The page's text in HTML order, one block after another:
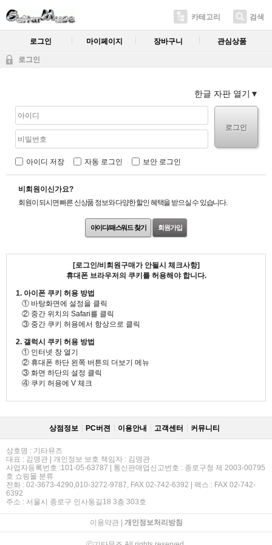
카테고리 검색
로그인 마이페이지 장바구니 관심상품
로그인
한글 자판 열기
로그인
아이디 저장 자동 로그인 보안 로그인
비회원이신가요?
회원이 되시면 빠른 신상품 정보와 다양한 할인 혜택을 받으실 수 있습니다.
아이디/패스워드 찾기 회원가입
[로그인/비회원구매가 안될시 체크사항]
휴대폰 브라우저의 쿠키를 허용해야 합니다.
1. 아이폰 쿠키 허용 방법
① 바탕화면에 설정을 클릭
② 중간 위치의 Safari를 클릭
③ 중간 쿠키 허용에서 항상으로 클릭
2. 갤럭시 쿠키 허용 방법
① 인터넷 창 열기
② 휴대폰 하단 왼쪽 버튼의 더보기 메뉴
③ 화면 하단의 설정 클릭
④ 쿠키 허용에 V 체크
상점정보 PC버젼 이용안내 고객센터 커뮤니티
상호명 : 기타뮤즈
대표 : 김명관 | 개인정보 보호 책임자 : 김명관
사업자등록번호 :101-05-63787 | 통신판매업신고번호 : 종로구청 제 2003-00795
호 쇼핑몰 분류
전화 : 02-3673-4290,010-3272-9787, FAX 02-742-6392 | 팩스 : FAX 02-742-
6392
주소 : 서울시 종로구 인사동길18 3층 303호
이용약관| 개인정보처리방침